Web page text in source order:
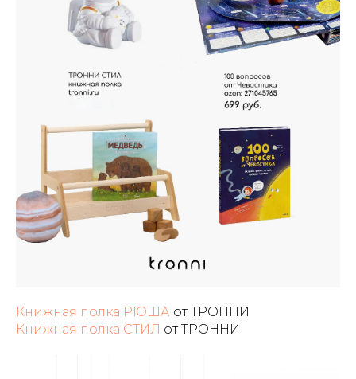
Книжная полка РЮША от ТРОННИ
Книжная полка СТИЛ от ТРОННИ